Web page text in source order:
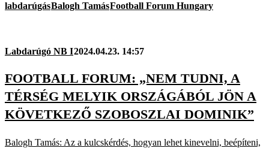
labdarúgásBalogh TamásFootball Forum Hungary
Labdarúgó NB I2024.04.23. 14:57
FOOTBALL FORUM: „NEM TUDNI, A
TÉRSÉG MELYIK ORSZÁGÁBÓL JÖN A
KÖVETKEZŐ SZOBOSZLAI DOMINIK”
Balogh Tamás: Az a kulcskérdés, hogyan lehet kinevelni, beépíteni,